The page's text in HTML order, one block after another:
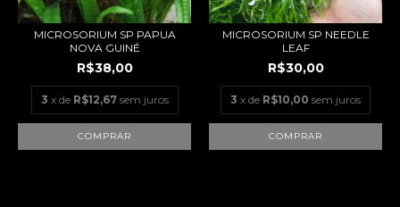
MICROSORIUM SP PAPUA
NOVA GUINÉ
R$38,00
3 x de R$12,67 sem juros
MICROSORIUM SP NEEDLE
LEAF
R$30,00
3 x de R$10,00 sem juros